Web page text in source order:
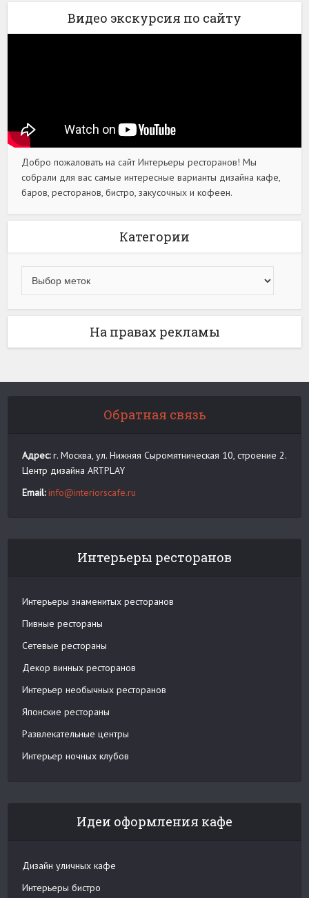
Видео экскурсия по сайту
Добро пожаловать на сайт Интерьеры ресторанов! Мы
собрали для вас самые интересные варианты дизайна кафе,
баров, ресторанов, бистро, закусочных и кофеен.
Категории
На правах рекламы
Обратная связь
Адрес:г. Москва, ул. Нижняя Сыромятническая 10, строение 2.
Центр дизайна ARTPLAY
Email: info@interiorscafe.ru
Интерьеры ресторанов
Интерьеры знаменитых ресторанов
Пивные рестораны
Сетевые рестораны
Декор винных ресторанов
Интерьер необычных ресторанов
Японские рестораны
Развлекательные центры
Интерьер ночных клубов
Идеи оформления кафе
Дизайн уличных кафе
Интерьеры бистро